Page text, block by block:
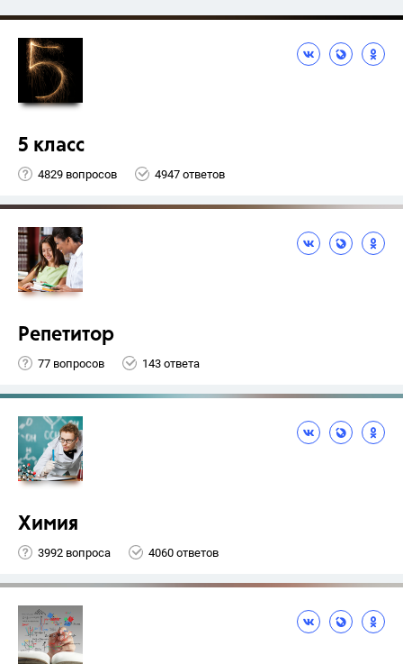
5 класс
4829 вопросов 4947 ответов
Репетитор
77 вопросов 143 ответа
Химия
3992 вопроса 4060 ответов